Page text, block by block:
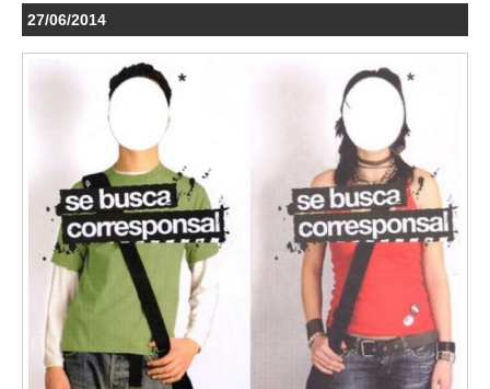
27/06/2014